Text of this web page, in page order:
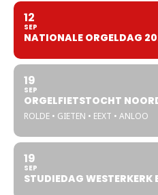
12
SEP
NATIONALE ORGELDAG
19
SEP
ORGELFIETSTOCHT
ROLDE • GIETEN • EEXT • ANLOO
19
SEP
STUDIEDAG WESTERKERK